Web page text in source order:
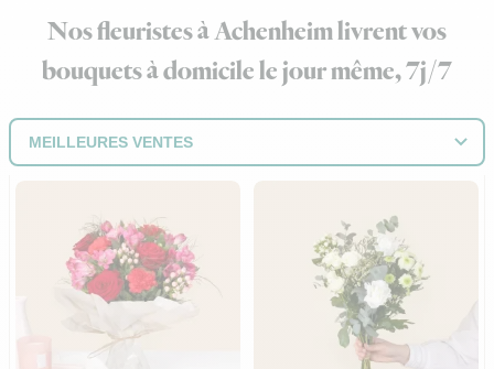
Nos fleuristes à Achenheim livrent vos
bouquets à domicile le jour même, 7j/7